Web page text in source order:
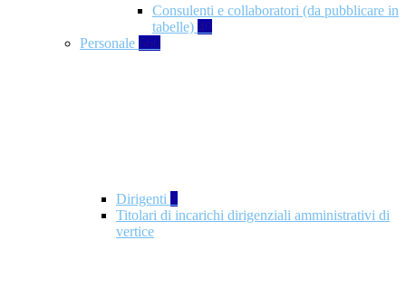
Consulenti e collaboratori (da pubblicare in
tabelle) 49
Personale 660
Dirigenti 1
Titolari di incarichi dirigenziali amministrativi di
vertice